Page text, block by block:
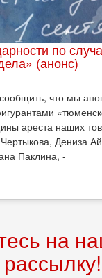
по
(анонс)
что мы
ареста наших
Дениза
Паклина, -
на